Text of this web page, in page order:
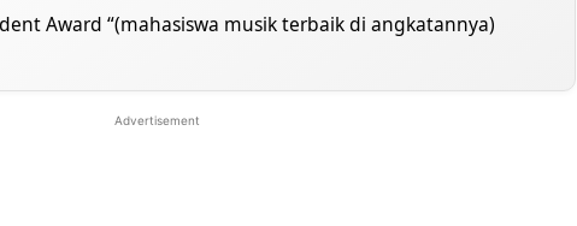
Award “(mahasiswa musik terbaik di angkatannya)
Advertisement